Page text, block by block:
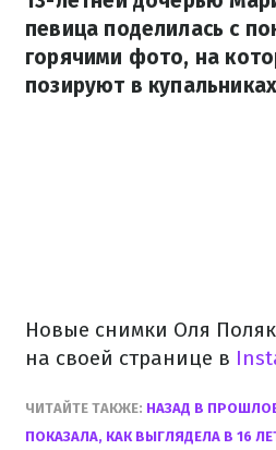
певица поделилась с
горячими фото, на
позируют в
Новые снимки Оля
на своей странице в
ЧИТАЙТЕ ТАКЖЕ: НАЗАД В
ПОКАЗАЛА, КАК ВЫГЛЯДЕЛА В 16